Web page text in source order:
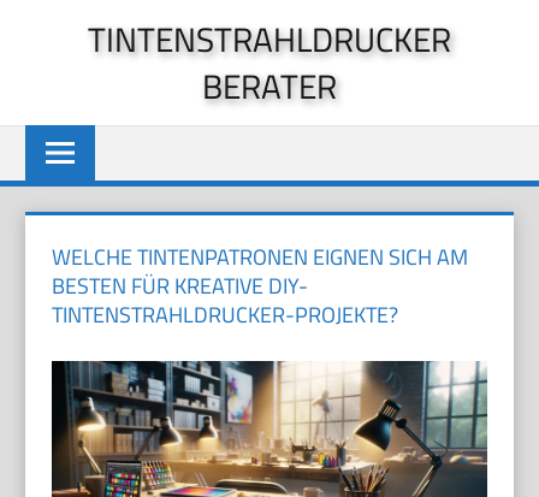
TINTENSTRAHLDRUCKER
BERATER
WELCHE TINTENPATRONEN EIGNEN SICH AM
BESTEN FÜR KREATIVE DIY-
TINTENSTRAHLDRUCKER-PROJEKTE?